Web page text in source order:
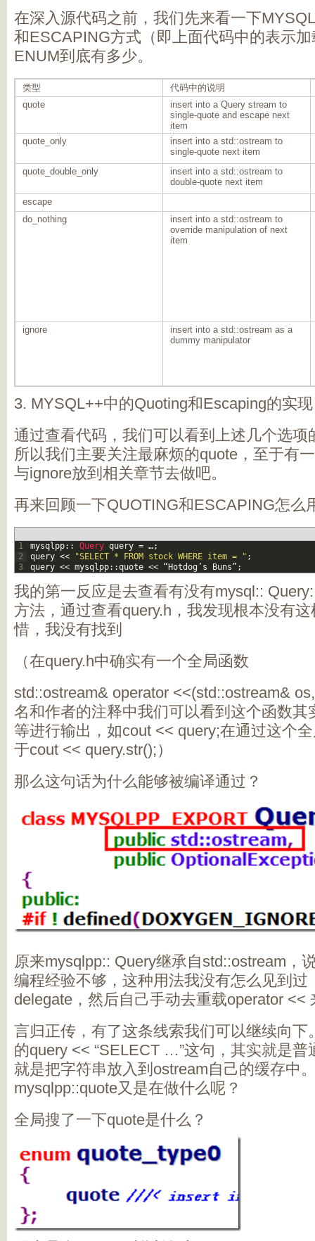
在深入源代码之前，我们先来看一下
和ESCAPING方式（即上面代码中的表示
ENUM到底有多少。
类型
代码中的说明
quote
insert into a Query stream to
single-quote and escape next
item
quote_only
insert into a std::ostream to
single-quote next item
quote_double_only
insert into a std::ostream to
double-quote next item
escape
do_nothing
insert into a std::ostream to
override manipulation of next
item
ignore
insert into a std::ostream as a
dummy manipulator
3. MYSQL++中的Quoting和Escaping的实现
通过查看代码，我们可以看到上述几个选项
所以我们主要关注最麻烦的quote，至于有
与ignore放到相关章节去做吧。
再来回顾一下QUOTING和ESCAPING怎么
1
2
3
mysqlpp:: Query query = …;
query << "SELECT * FROM stock WHERE item = " ;
query << mysqlpp::quote << “ Hotdog ’ s Buns” ;
我的第一反应是去查看有没有mysql::
方法，通过查看query.h，我发现根本没有
惜，我没有找到
（在query.h中确实有一个全局函数
std::ostream& operator <<(std::ostream&
名和作者的注释中我们可以看到这个函数其
等进行输出，如cout << query;在通过这个
于cout << query.str();）
那么这句话为什么能够被编译通过？
原来mysqlpp:: Query继承自std::ostream，
编程经验不够，这种用法我没有怎么见到过
delegate，然后自己手动去重载operator <<
言归正传，有了这条线索我们可以继续向下
的query << “SELECT …”这句，其实就是普
就是把字符串放入到ostream自己的缓存中
mysqlpp::quote又是在做什么呢？
全局搜了一下quote是什么？